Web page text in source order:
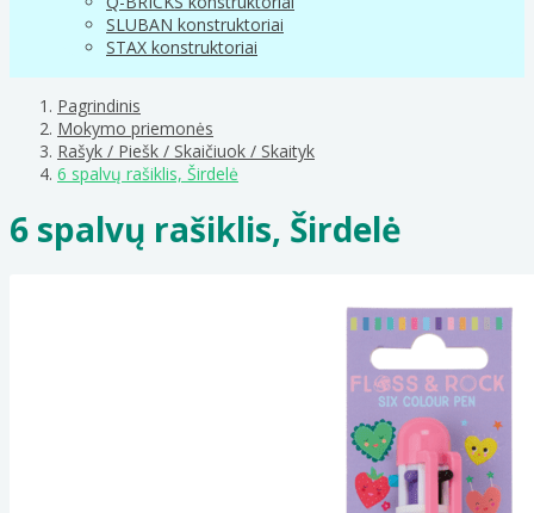
SLUBAN konstruktoriai
STAX konstruktoriai
Pagrindinis
Mokymo priemonės
Rašyk / Piešk / Skaičiuok / Skaityk
6 spalvų rašiklis, Širdelė
6 spalvų rašiklis, Širdelė